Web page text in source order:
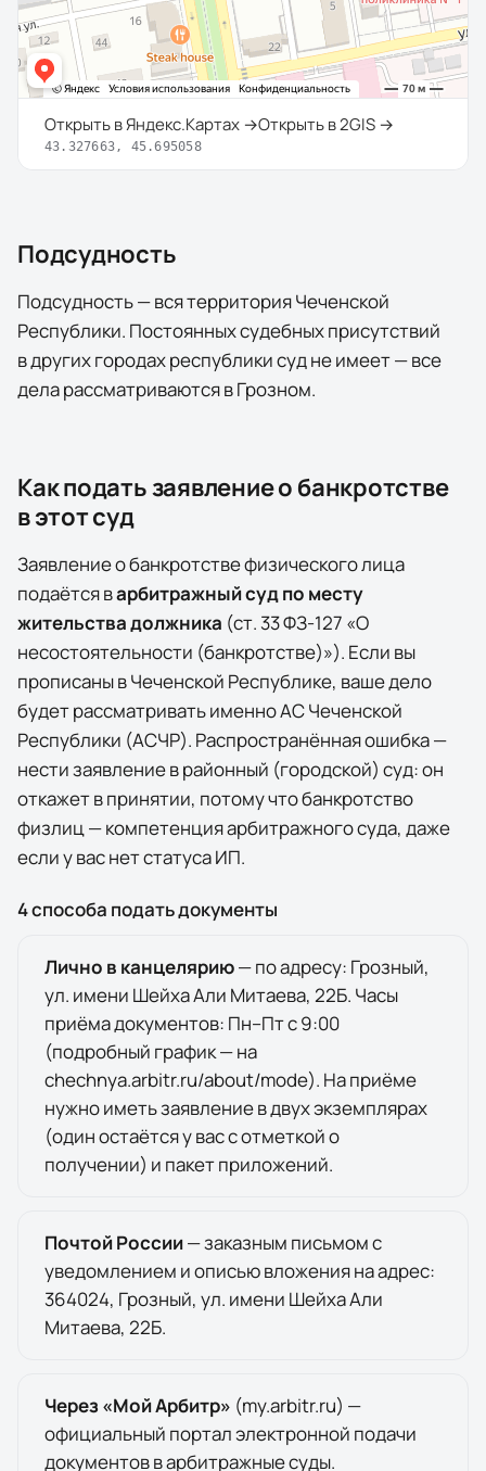
Открыть в Яндекс.Картах →Открыть в 2GIS →
43.327663, 45.695058
Подсудность
Подсудность — вся территория Чеченской
Республики. Постоянных судебных присутствий
в других городах республики суд не имеет — все
дела рассматриваются в Грозном.
Как подать заявление о банкротстве
в этот суд
Заявление о банкротстве физического лица
подаётся варбитражный суд по месту
жительства должника (ст. 33 ФЗ-127 «О
несостоятельности (банкротстве)»). Если вы
прописаны вЧеченской Республике, ваше дело
будет рассматривать именноАС Чеченской
Республики (АСЧР). Распространённая ошибка —
нести заявление в районный (городской) суд: он
откажет в принятии, потому что банкротство
физлиц — компетенция арбитражного суда, даже
если у вас нет статуса ИП.
4 способа подать документы
Лично в канцелярию— по адресу: Грозный,
ул. имени Шейха Али Митаева, 22Б. Часы
приёма документов: Пн–Пт с 9:00
(подробный график — на
chechnya.arbitr.ru/about/mode). На приёме
нужно иметь заявление в двух экземплярах
(один остаётся у вас с отметкой о
получении) и пакет приложений.
Почтой России— заказным письмом с
уведомлением и описью вложения на адрес:
364024, Грозный, ул. имени Шейха Али
Митаева, 22Б.
Через «Мой Арбитр» (my.arbitr.ru) —
официальный портал электронной подачи
документов в арбитражные суды.